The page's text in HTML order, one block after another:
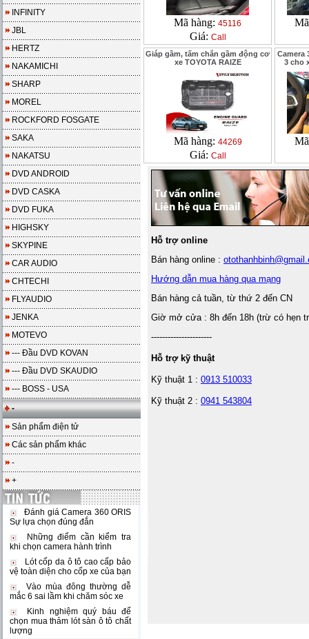
INFINITY
JBL
HERTZ
NAKAMICHI
SHARP
MOREL
ROCKFORD FOSGATE
SAKA
NAKATSU
DVD ANDROID
DVD CASKA
DVD FUKA
HIGHSKY
SKYPINE
CAR AUDIO
CHTECHI
FLYAUDIO
JENKA
MOTEVO
--- Đầu DVD KOVAN
--- Đầu DVD SKAUDIO
--- BOSS - USA
-
Sản phẩm điện tử
Các sản phẩm khác
-
+
Đánh giá Camera 360 ORIS
Sự lựa chọn đúng đắn
Những điểm cần kiểm tra
khi chọn camera hành trình
Lót cốp da ô tô cao cấp bảo
vệ toàn diện cho cốp xe của bạn
Vào mùa đông thường dễ
mắc 6 sai lầm khi chăm sóc xe
Kinh nghiệm quý báu để
chọn mua thảm lót sàn ô tô chất
lượng
Mã hàng: 45116
Giá: Call
Giáp gầm, tấm chắn gầm động cơ
xe TOYOTA RAIZE
Mã hàng: 44269
Giá: Call
Camera
3 cho
Hỗ trợ online
Bán hàng online :
Hướng dẫn mua hàng qua mạng
Bán hàng cả tuần, từ thứ 2 đến CN
Giờ mở cửa : 8h đến 18h (trừ có hẹn
----------------------
Hỗ trợ kỹ thuật
Kỹ thuật 1 : 0913 510033
Kỹ thuật 2 : 0941 543804